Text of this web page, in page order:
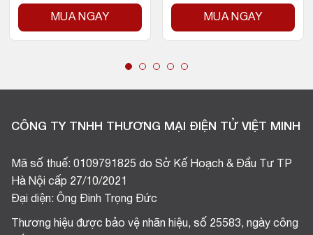
MUA NGAY MUA NGAY
CÔNG TY TNHH THƯƠNG MẠI ĐIỆN TỬ VIỆT MINH
Mã số thuế: 0109791825 do Sở Kế Hoạch & Đầu Tư TP
Hà Nội cấp 27/10/2021
Đại diện: Ông Đinh Trọng Đức
Thương hiệu được bảo vệ nhãn hiệu, số 25583, ngày công